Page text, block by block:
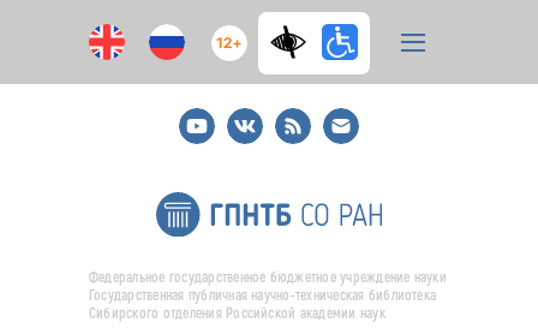
12+
YoutubeВКонтакте
RSS
E-
mail
подписка
Федеральное государственное бюджетное учреждение науки
Государственная публичная научно-техническая библиотека
Сибирского отделения Российской академии наук